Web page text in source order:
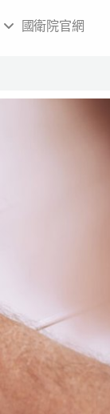
國衛院官網